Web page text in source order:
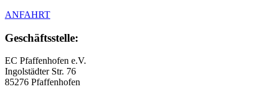
ANFAHRT
Geschäftsstelle:
EC Pfaffenhofen e.V.
Ingolstädter Str. 76
85276 Pfaffenhofen